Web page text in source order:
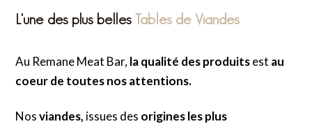
L'une des plus bellesTables de Viandes
Au Remane Meat Bar, la qualité des produitsest au
coeur de toutes nos attentions.
Nosviandes, issues des origines les plus